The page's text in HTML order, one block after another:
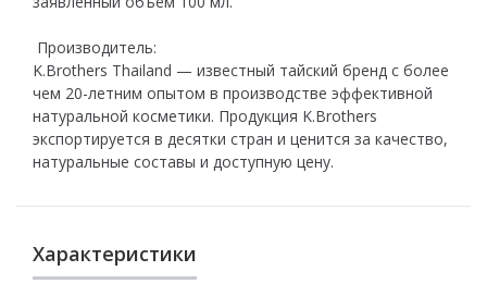
Производитель:
K.Brothers Thailand — известный тайский бренд с более
чем 20-летним опытом в производстве эффективной
натуральной косметики. Продукция K.Brothers
экспортируется в десятки стран и ценится за качество,
натуральные составы и доступную цену.
Характеристики